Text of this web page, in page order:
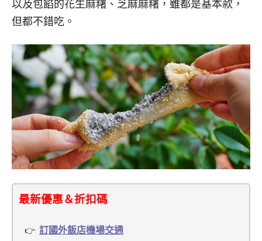
以及包餡的花生麻糬、芝麻麻糬，雖都是基本款，
但都不錯吃。
最新優惠＆折扣碼
訂國外飯店機場交通